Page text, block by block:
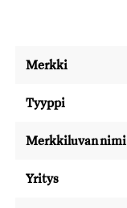
Merkki
Tyyppi
Merkkiluvan nimi
Yritys